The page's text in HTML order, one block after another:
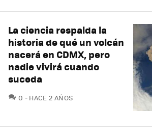
La ciencia respalda la
historia de qué un volcán
nacerá en CDMX, pero
nadie vivirá cuando
suceda
0 COMENTARIOS
HACE 2 AÑOS